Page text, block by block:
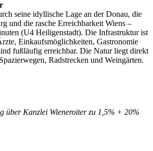
seine idyllische Lage an der Donau, die
und die rasche Erreichbarkeit Wiens –
(U4 Heiligenstadt). Die Infrastruktur ist
Einkaufsmöglichkeiten, Gastronomie
fußläufig erreichbar. Die Natur liegt direkt
Radstrecken und Weingärten.
über Kanzlei Wieneroiter zu 1,5% + 20%